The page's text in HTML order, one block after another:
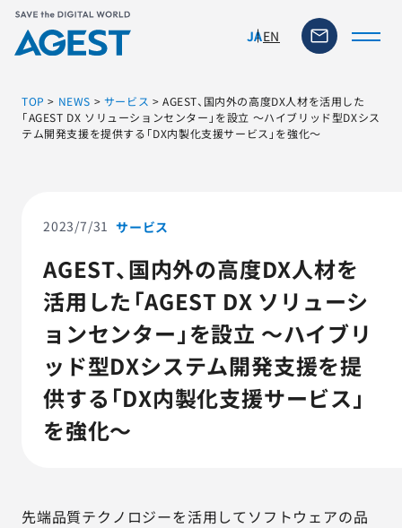
JAEN
脆弱性リスク管理ツール
TFACT (AIテストツール)
ニュース
AGESTの強み
TOP > NEWS > サービス >AGEST、国内外の高度DX人材を活用した
「AGEST DX ソリューションセンター」を設立 ～ハイブリッド型DXシス
テム開発支援を提供する「DX内製化支援サービス」を強化～
2023/7/31 サービス
AGEST、国内外の高度DX人材を
活用した「AGEST DX ソリューシ
ョンセンター」を設立 ～ハイブリ
ッド型DXシステム開発支援を提
供する「DX内製化支援サービス」
を強化～
先端品質テクノロジーを活用してソフトウェアの品